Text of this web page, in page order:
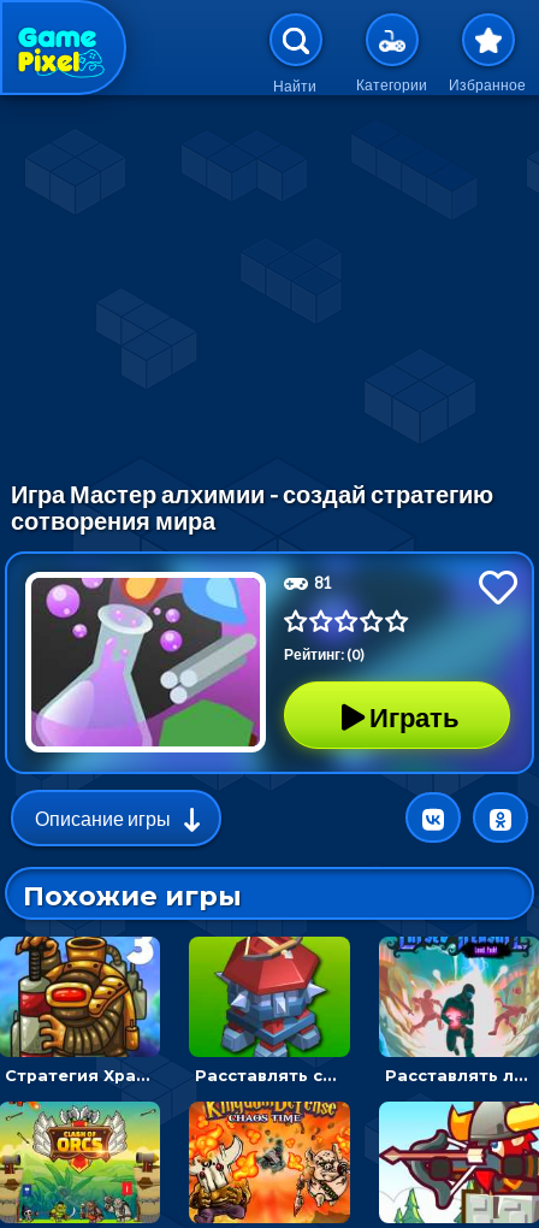
Перейти к основному
Найти Категории Избранное
Игра Мастер алхимии - создай стратегию
сотворения мира
81
Рейтинг: (0)
Играть
Описание игры
Похожие игры
Стратегия Хранители рощи: расставлять монстров, чтобы охранять камни от врагов Расставлять стрелков и оборонять башню от монстров - стратегия Расставлять ловушки, чтобы охранять камни в темнице - для мальчиков